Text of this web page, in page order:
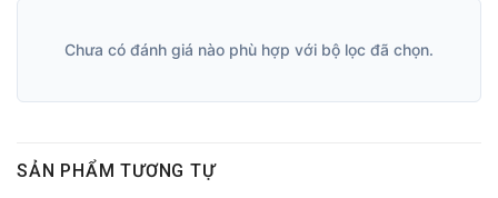
Chưa có đánh giá nào phù hợp với bộ lọc đã chọn.
SẢN PHẨM TƯƠNG TỰ